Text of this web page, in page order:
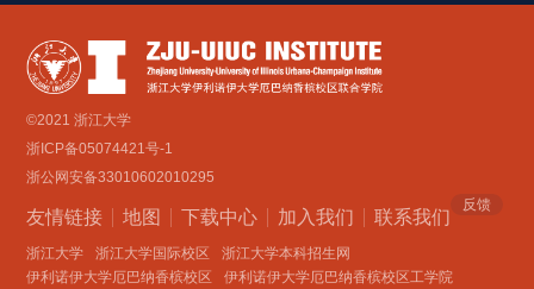
©2021 浙江大学
浙ICP备05074421号-1
浙公网安备33010602010295
友情链接 地图 下载中心 加入我们 联系我们
反馈
浙江大学 浙江大学国际校区
浙江大学本科招生网
伊利诺伊大学厄巴纳香槟校区
伊利诺伊大学厄巴纳香槟校区工学院